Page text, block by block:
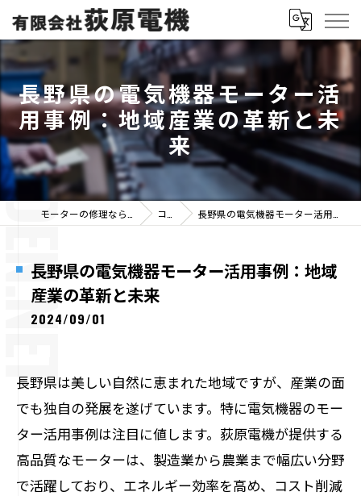
長野県の電気機器モーター活
用事例：地域産業の革新と未
来
コラム 長野県の電気機器モーター活用事例：地域産業の革新と未来
長野県の電気機器モーター活用事例：地域
産業の革新と未来
2024/09/01
長野県は美しい自然に恵まれた地域ですが、産業の面
でも独自の発展を遂げています。特に電気機器のモー
ター活用事例は注目に値します。荻原電機が提供する
高品質なモーターは、製造業から農業まで幅広い分野
で活躍しており、エネルギー効率を高め、コスト削減